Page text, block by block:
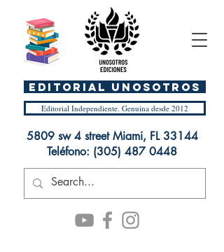
Editorial Independiente. Genuina desde 2012
5809 sw 4 street Miami, FL 33144
Teléfono: (305) 487 0448
EDITORIAL UnosOtros